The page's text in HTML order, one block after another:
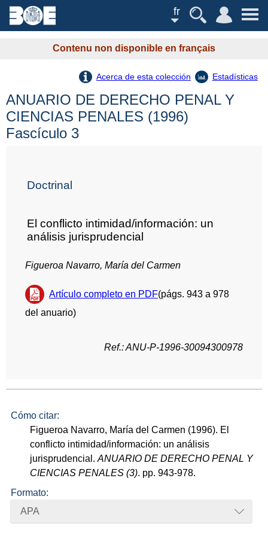
fr
Contenu non disponible en français
Acerca de esta colección Estadísticas
ANUARIO DE DERECHO PENAL Y
CIENCIAS PENALES (1996)
Fascículo 3
Doctrinal
El conflicto intimidad/información: un
análisis jurisprudencial
Figueroa Navarro, María del Carmen
Artículo completo en PDF(págs. 943 a 978
del anuario)
Ref.: ANU-P-1996-30094300978
Cómo citar:
Figueroa Navarro, María del Carmen (1996). El
conflicto intimidad/información: un análisis
jurisprudencial.ANUARIO DE DERECHO PENAL Y
CIENCIAS PENALES (3). pp. 943-978.
Formato:
APA